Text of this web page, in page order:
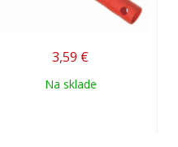
3,59 €
Na sklade